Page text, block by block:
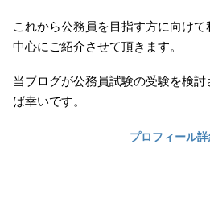
これから公務員を目指す方に向け
中心にご紹介させて頂きます。
当ブログが公務員試験の受験を検
ば幸いです。
プロフィール